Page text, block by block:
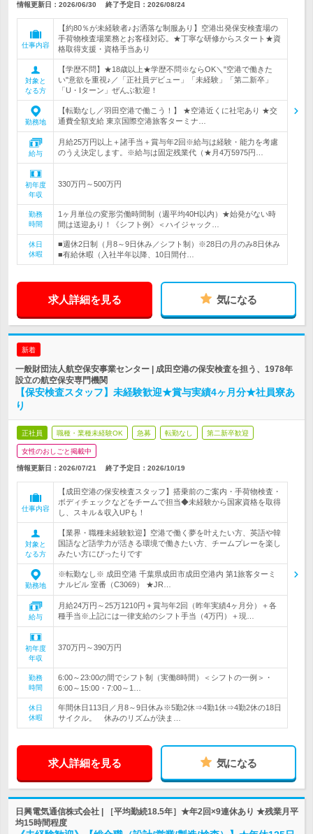
情報更新日：2026/06/30 終了予定日： 2026/08/24
仕事内容
【約80％が未経験者♪お洒落な制服あり】空港出発保安検査場の
手荷物検査場業務とお客様対応。★丁寧な研修からスタート★資
格取得支援・資格手当あり
対象と
なる方
【学歴不問】★18歳以上★学歴不問※ならOK＼"空港で働きた
い"意欲を重視♪／「正社員デビュー」「未経験」「第二新卒」
「U・Iターン」ぜんぶ歓迎！
勤務地
【転勤なし／羽田空港で働こう！】 ★空港近くに社宅あり ★交
通費全額支給 東京国際空港旅客ターミナ…
給与
月給25万円以上＋諸手当＋賞与年2回※給与は経験・能力を考慮
のうえ決定します。※給与は固定残業代（★月4万5975円…
初年度
年収
330万円～500万円
勤務
時間
1ヶ月単位の変形労働時間制（週平均40H以内）★始発がない時
間は送迎あり！《シフト例》＜ハイジャック…
休日
休暇
■週休2日制（月8～9日休み／シフト制）※28日の月のみ8日休み
■有給休暇（入社半年以降、10日間付…
求人詳細を見る 気になる
新着
一般財団法人航空保安事業センター | 成田空港の保安検査を担う、1978年
設立の航空保安専門機関
【保安検査スタッフ】未経験歓迎★賞与実績4ヶ月分★社員寮あ
り
正社員 職種・業種未経験OK 急募 転勤なし 第二新卒歓迎
女性のおしごと掲載中
情報更新日：2026/07/21 終了予定日： 2026/10/19
仕事内容
【成田空港の保安検査スタッフ】搭乗前のご案内・手荷物検査・
ボディチェックなどをチームで担当◆未経験から国家資格を取得
し、スキル＆収入UPも！
対象と
なる方
【業界・職種未経験歓迎】空港で働く夢を叶えたい方、英語や韓
国語など語学力が活きる環境で働きたい方、チームプレーを楽し
みたい方にぴったりです
勤務地
※転勤なし※ 成田空港 千葉県成田市成田空港内 第1旅客ターミ
ナルビル 室番（C3069） ★JR…
給与
月給24万円～25万1210円＋賞与年2回（昨年実績4ヶ月分）＋各
種手当※上記には一律支給のシフト手当（4万円）＋現…
初年度
年収
370万円～390万円
勤務
時間
6:00～23:00の間でシフト制（実働8時間）＜シフトの一例＞・
6:00～15:00・7:00～1…
休日
休暇
年間休日113日／月8～9日休み※5勤2休⇒4勤1休⇒4勤2休の18日
サイクル。 休みのリズムが決ま…
求人詳細を見る 気になる
日興電気通信株式会社 | ［平均勤続18.5年］★年2回×9連休あり ★残業月平
均15時間程度